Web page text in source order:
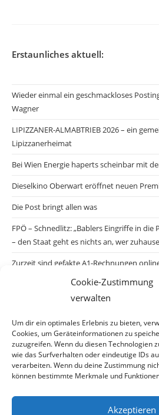
Cookie-Zustimmung
verwalten
Um dir ein optimales Erlebnis zu bieten,
Cookies, um Geräteinformationen zu
zuzugreifen. Wenn du diesen Technologien
wie das Surfverhalten oder eindeutige IDs
verarbeiten. Wenn du deine Zustimmung
können bestimmte Merkmale und
Akzeptieren
Erstaunliches aktuell:
Wieder einmal ein geschmackloses
Wagner
LIPIZZANER-ALMABTRIEB 2026 – ein
Lipizzanerheimat
Bei Wien Energie haperts scheinbar mit
Dieselkino Oberwart eröffnet neuen
Die Post bringt allen was
FPÖ – Schnedlitz: „Bablers Eingriffe in
– den Staat geht es nichts an, wer
Zurzeit sind gefakte A1-Rechnungen
Salzburgs Juden und ihre Sicherheit:
die Gefahr endlich konkret!“
Biologisches Wunder in Ceuta
Ein vermeintliches Abschiebemärchen
Archiv